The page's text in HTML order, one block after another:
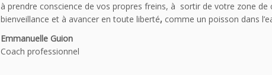
à prendre conscience de vos propres freins, à sortir de votre zone
bienveillance et à avancer en toute liberté, comme un poisson dans
Emmanuelle Guion
Coach professionnel